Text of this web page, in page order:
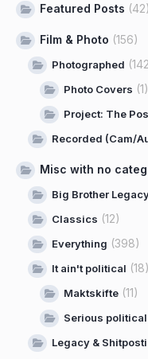
Featured Posts (42)
Film & Photo (156)
Photographed
Photo Covers (1)
Project: The
Recorded (Cam/
Misc with no
Big Brother
Classics (12)
Everything (398)
It ain't political (18)
Maktskifte (11)
Serious
Legacy &